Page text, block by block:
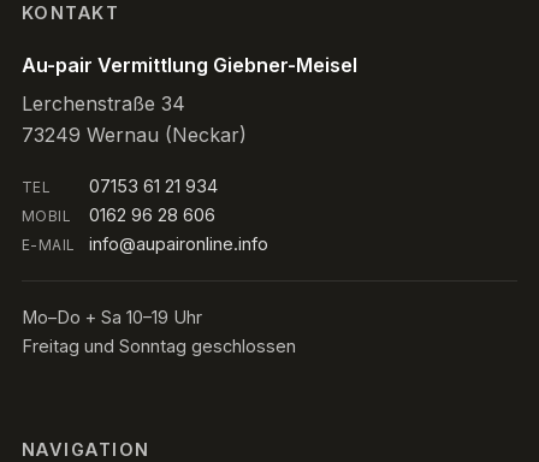
KONTAKT
Au-pair Vermittlung Giebner-Meisel
Lerchenstraße 34
73249 Wernau (Neckar)
TEL 07153 61 21 934
MOBIL 0162 96 28 606
E-MAIL info@aupaironline.info
Mo–Do + Sa 10–19 Uhr
Freitag und Sonntag geschlossen
NAVIGATION